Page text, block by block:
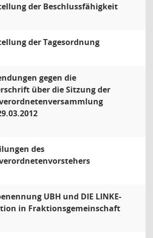
der Beschlussfähigkeit
der Tagesordnung
gegen die
über die Sitzung der
des
UBH und DIE LINKE-
in Fraktionsgemeinschaft